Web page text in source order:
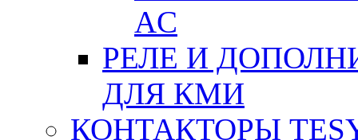
AC
РЕЛЕ И
ДЛЯ КМИ
КОНТАКТОРЫ